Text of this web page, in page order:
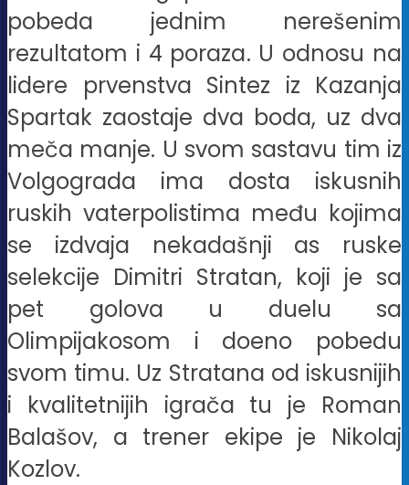
pobeda jednim nerešenim
rezultatom i 4 poraza. U odnosu na
lidere prvenstva Sintez iz Kazanja
Spartak zaostaje dva boda, uz dva
meča manje. U svom sastavu tim iz
Volgograda ima dosta iskusnih
ruskih vaterpolistima među kojima
se izdvaja nekadašnji as ruske
selekcije Dimitri Stratan, koji je sa
pet golova u duelu sa
Olimpijakosom i doeno pobedu
svom timu. Uz Stratana od iskusnijih
i kvalitetnijih igrača tu je Roman
Balašov, a trener ekipe je Nikolaj
Kozlov.